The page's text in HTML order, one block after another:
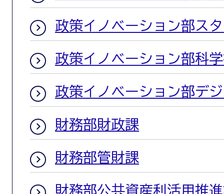
政策イノベーション部ス
政策イノベーション部科
政策イノベーション部デ
財務部財政課
財務部管財課
財務部公共資産利活用推